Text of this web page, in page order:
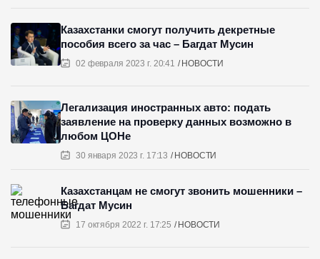
02 февраля 2023 г. 20:41 НОВОСТИ
Казахстанки смогут получить декретные
пособия всего за час – Багдат Мусин
30 января 2023 г. 17:13 НОВОСТИ
Легализация иностранных авто: подать
заявление на проверку данных возможно в
любом ЦОНе
17 октября 2022 г. 17:25 НОВОСТИ
Казахстанцам не смогут звонить мошенники –
Багдат Мусин